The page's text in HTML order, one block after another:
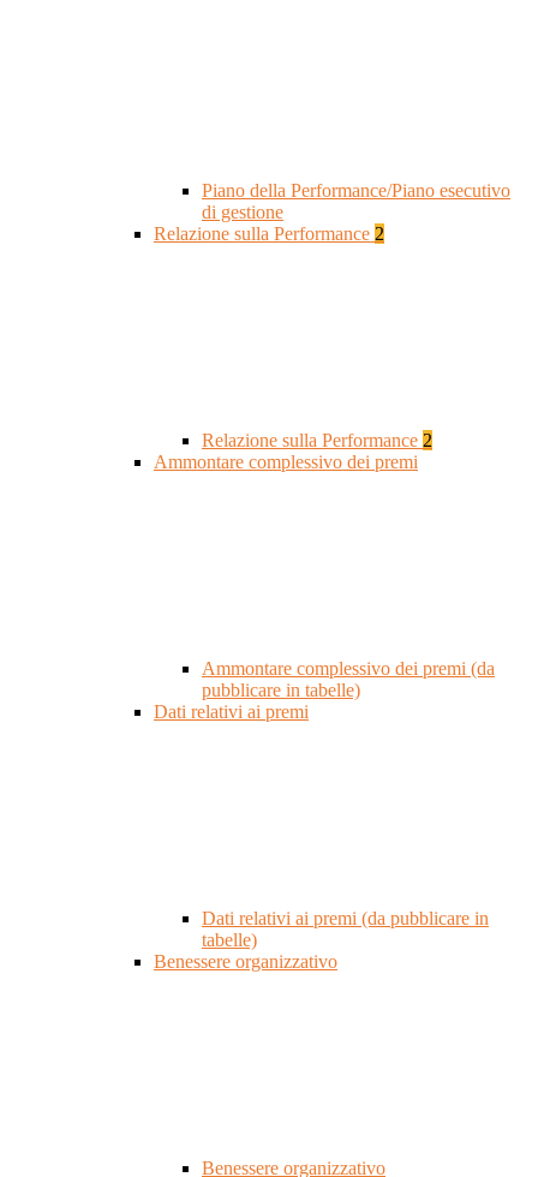
Piano della Performance/Piano esecutivo
di gestione
Relazione sulla Performance 2
Relazione sulla Performance 2
Ammontare complessivo dei premi
Ammontare complessivo dei premi (da
pubblicare in tabelle)
Dati relativi ai premi
Dati relativi ai premi (da pubblicare in
tabelle)
Benessere organizzativo
Benessere organizzativo